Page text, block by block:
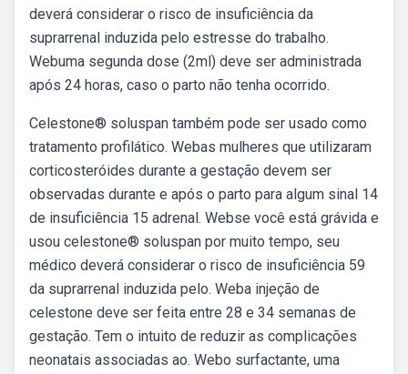
deverá considerar o risco de insuficiência da
suprarrenal induzida pelo estresse do trabalho.
Webuma segunda dose (2ml) deve ser administrada
após 24 horas, caso o parto não tenha ocorrido.
Celestone® soluspan também pode ser usado como
tratamento profilático. Webas mulheres que utilizaram
corticosteróides durante a gestação devem ser
observadas durante e após o parto para algum sinal 14
de insuficiência 15 adrenal. Webse você está grávida e
usou celestone® soluspan por muito tempo, seu
médico deverá considerar o risco de insuficiência 59
da suprarrenal induzida pelo. Weba injeção de
celestone deve ser feita entre 28 e 34 semanas de
gestação. Tem o intuito de reduzir as complicações
neonatais associadas ao. Webo surfactante, uma